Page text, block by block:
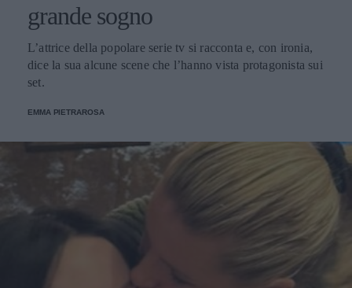
grande sogno
L’attrice della popolare serie tv si racconta e, con ironia,
dice la sua alcune scene che l’hanno vista protagonista sui
set.
EMMA PIETRAROSA